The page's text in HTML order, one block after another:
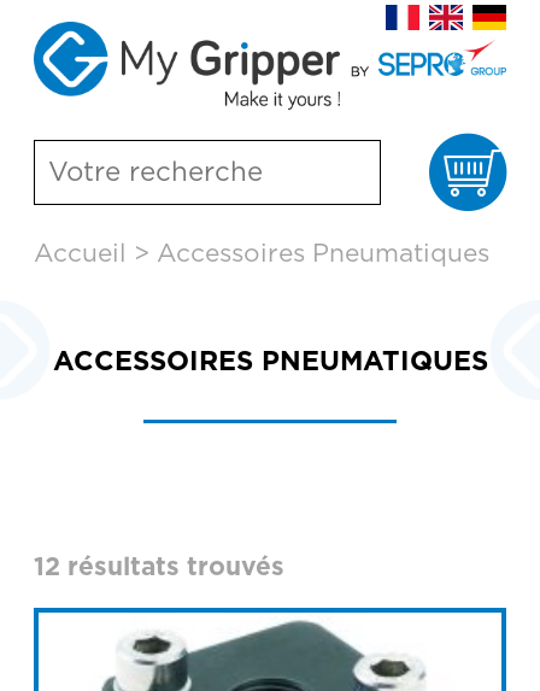
Accueil > Accessoires Pneumatiques
ACCESSOIRES PNEUMATIQUES
12 résultats trouvés